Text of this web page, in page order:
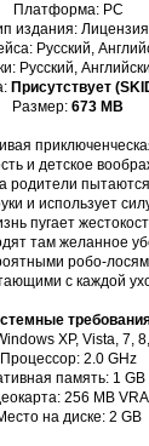
Платформа: PC
издания: Лицензия
Русский,
Русский,
Присутствует
Размер: 673 MB
и детское
родители
и использует
пугает
там желанное
робо-
с каждой
XP, Vista, 7,
Процессор: 2.0 GHz
память: 1
256 MB
на диске: 2 GB